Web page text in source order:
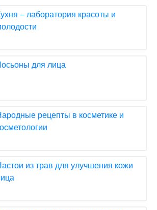
– лаборатория красоты и
для лица
рецепты в косметике и
из трав для улучшения кожи